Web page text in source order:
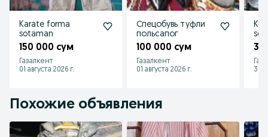
Karate forma
sotaman
150 000 сум
Газалкент
01 августа 2026 г.
Спецобувь туфли
польсапог
100 000 сум
Газалкент
01 августа 2026 г.
31
Похожие объявления